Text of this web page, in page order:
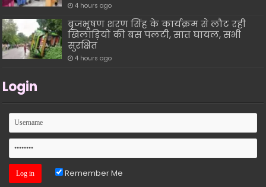
4 hours ago
बृजभूषण शरण सिंह के कार्यक्रम से लौट रही
खिलाड़ियों की बस पलटी, सात घायल, सभी
सुरक्षित
4 hours ago
Login
Remember Me